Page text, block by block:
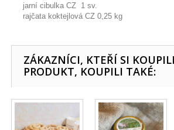
jarní cibulka CZ 1 sv.
rajčata koktejlová CZ 0,25 kg
ZÁKAZNÍCI, KTEŘÍ SI
PRODUKT, KOUPILI TAKÉ: